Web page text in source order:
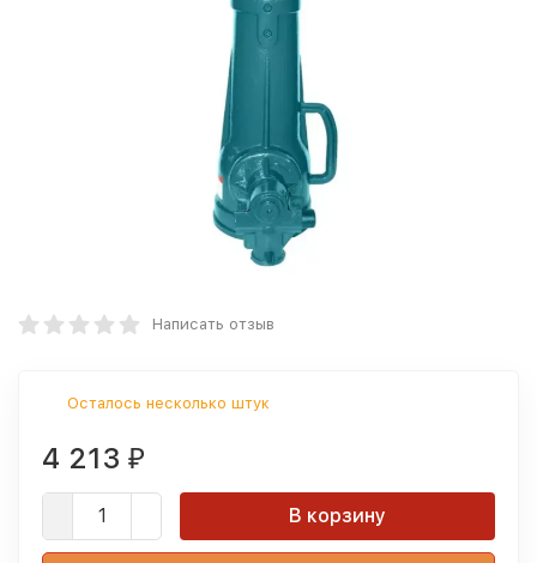
Написать отзыв
Осталось несколько штук
4 213 ₽
В корзину